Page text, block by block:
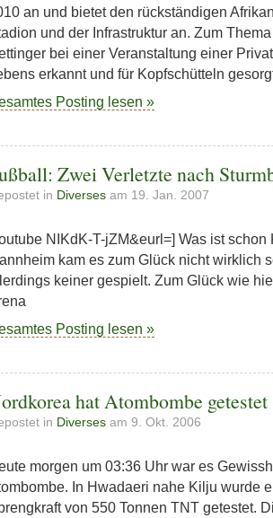
an und bietet den rückständigen
und der Infrastruktur an. Zum
bei einer Veranstaltung einer
erkannt und für Kopfschütteln
Posting lesen »
Zwei Verletzte nach
in Diverses am 19. Jan. 2007
NIKdK-T-jZM&eurl=] Was ist
kam es zum Glück nicht wirklich
keiner gespielt. Zum Glück wie
Posting lesen »
hat Atombombe getestet
in Diverses am 9. Okt. 2006
morgen um 03:36 Uhr war es
In Hwadaeri nahe Kilju wurde
von 550 Tonnen TNT getestet.